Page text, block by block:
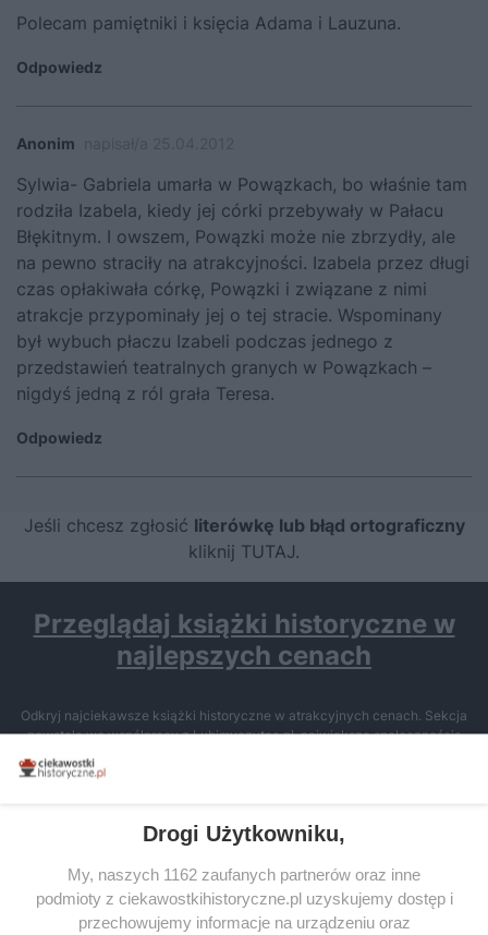
Polecam pamiętniki i księcia Adama i Lauzuna.
Odpowiedz
Anonim
Sylwia- Gabriela umarła w Powązkach, bo właśnie tam
rodziła Izabela, kiedy jej córki przebywały w Pałacu
Błękitnym. I owszem, Powązki może nie zbrzydły, ale
na pewno straciły na atrakcyjności. Izabela przez długi
czas opłakiwała córkę, Powązki i związane z nimi
atrakcje przypominały jej o tej stracie. Wspominany
był wybuch płaczu Izabeli podczas jednego z
przedstawień teatralnych granych w Powązkach –
nigdyś jedną z ról grała Teresa.
Odpowiedz
Jeśli chcesz zgłosić literówkę lub błąd ortograficzny
kliknij TUTAJ.
Przeglądaj książki historyczne w
najlepszych cenach
Odkryj najciekawsze książki historyczne w atrakcyjnych cenach. Sekcja
powstała we współpracy z Lubimyczytac.pl, największą społecznością
tytułów najwyżej ocenianych przez czytelników.
SERWIS
Drogi Użytkowniku,
My, naszych 1162 zaufanych partnerów oraz inne
podmioty z ciekawostkihistoryczne.pl uzyskujemy dostęp i
przechowujemy informacje na urządzeniu oraz